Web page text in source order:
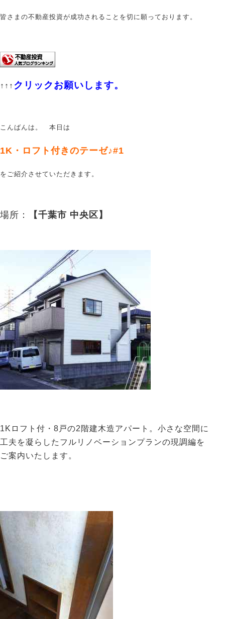
皆さまの不動産投資が成功されることを切に願っております。
↑↑↑ クリックお願いします。
こんばんは。 本日は
1K・ロフト付きのテーゼ♪#1
をご紹介させていただきます。
場所： 【千葉市 中央区】
1Kロフト付・8戸の2階建木造アパート。小さな空間に
工夫を凝らしたフルリノベーションプランの現調編を
ご案内いたします。